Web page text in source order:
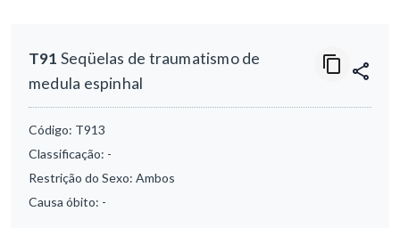
T91 Seqüelas de traumatismo de
medula espinhal
Código: T913
Classificação: -
Restrição do Sexo: Ambos
Causa óbito: -